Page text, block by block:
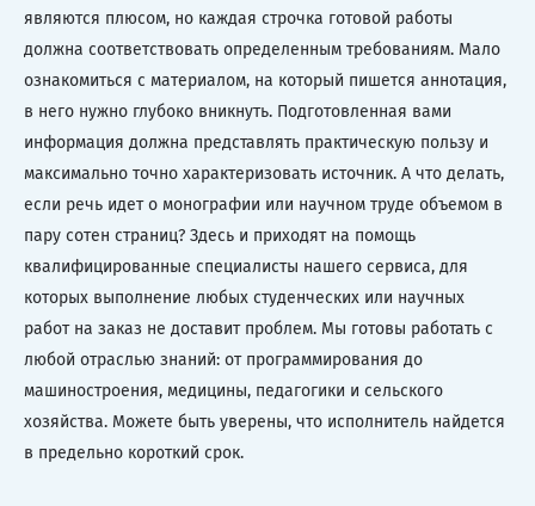
являются плюсом, но каждая строчка готовой работы
должна соответствовать определенным требованиям. Мало
ознакомиться с материалом, на который пишется аннотация,
в него нужно глубоко вникнуть. Подготовленная вами
информация должна представлять практическую пользу и
максимально точно характеризовать источник. А что делать,
если речь идет о монографии или научном труде объемом в
пару сотен страниц? Здесь и приходят на помощь
квалифицированные специалисты нашего сервиса, для
которых выполнение любых студенческих или научных
работ на заказ не доставит проблем. Мы готовы работать с
любой отраслью знаний: от программирования до
машиностроения, медицины, педагогики и сельского
хозяйства. Можете быть уверены, что исполнитель найдется
в предельно короткий срок.